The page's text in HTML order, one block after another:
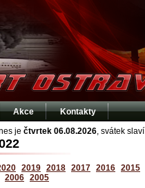
Akce
Kontakty
je čtvrtek 06.08.2026, svátek slaví
2019 2018 2017 2016 2015
2006 2005